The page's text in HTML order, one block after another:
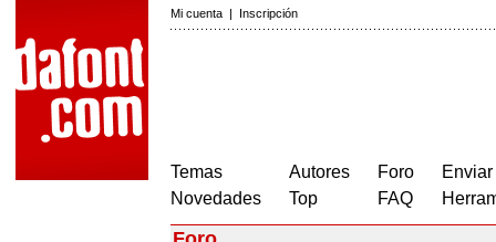
Mi cuenta | Inscripción
Temas
Novedades
Autores
Top
Foro
FAQ